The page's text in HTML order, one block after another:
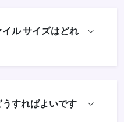
ル サイズはどれ
すればよいです